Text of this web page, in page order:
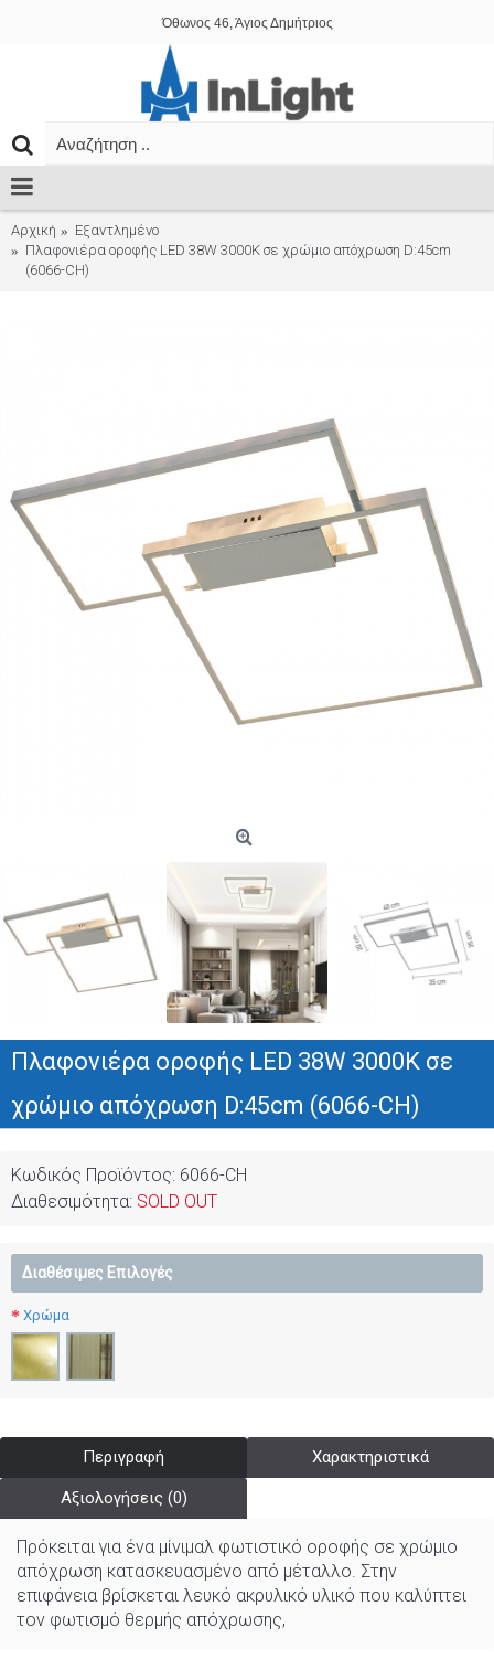
Όθωνος 46, Άγιος Δημήτριος
Αρχική
Εξαντλημένο
Πλαφονιέρα οροφής LED 38W 3000Κ σε χρώμιο απόχρωση D:45cm
(6066-CH)
Πλαφονιέρα οροφής LED 38W 3000Κ σε
χρώμιο απόχρωση D:45cm (6066-CH)
Κωδικός Προϊόντος: 6066-CH
Διαθεσιμότητα: SOLD OUT
Διαθέσιμες Επιλογές
Χρώμα
Περιγραφή Χαρακτηριστικά
Αξιολογήσεις (0)
Πρόκειται για ένα μίνιμαλ φωτιστικό οροφής σε χρώμιο
απόχρωση κατασκευασμένο από μέταλλο. Στην
επιφάνεια βρίσκεται λευκό ακρυλικό υλικό που καλύπτει
τον φωτισμό θερμής απόχρωσης,